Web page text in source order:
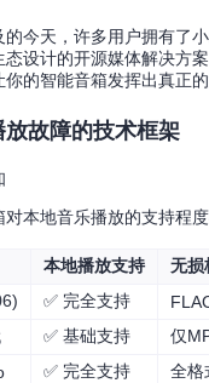
今天，许多用户拥有了
设计的开源媒体解决方
的智能音箱发挥出真正的
故障的技术框架
本地音乐播放的支持程
本地播放支持 无损
✅ 完全支持
✅ 基础支持 仅
✅ 完全支持 全格